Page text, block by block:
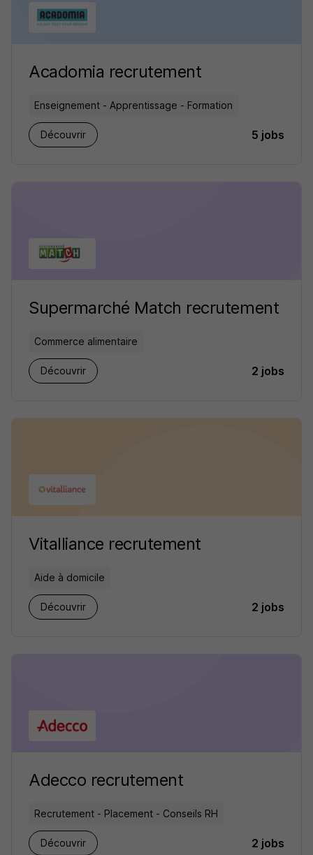
Acadomia recrutement
Enseignement - Apprentissage - Formation
Découvrir 5 jobs
Supermarché Match recrutement
Commerce alimentaire
Découvrir 2 jobs
Vitalliance recrutement
Aide à domicile
Découvrir 2 jobs
Adecco recrutement
Recrutement - Placement - Conseils RH
Découvrir 2 jobs